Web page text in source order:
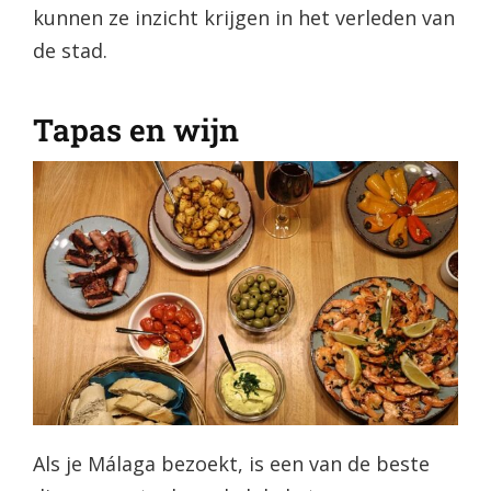
kunnen ze inzicht krijgen in het verleden van
de stad.
Tapas en wijn
Als je Málaga bezoekt, is een van de beste